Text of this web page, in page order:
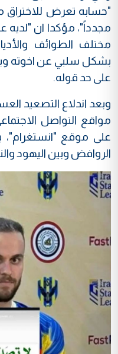
مجدداً"، مؤكدا ان "لديه
مختلف الطوائف
بشكل سلبي عن اخوته
على حد قوله.
وبعد اندلاع التصعيد
مواقع التواصل
على موقع
الروافض وبين اليهود